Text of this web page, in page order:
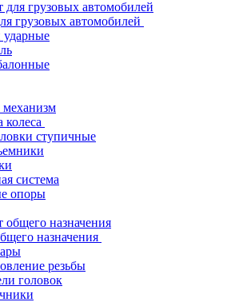
грузовых автомобилей
ударные
механизм
ступичные
система
опоры
назначения
резьбы
головок